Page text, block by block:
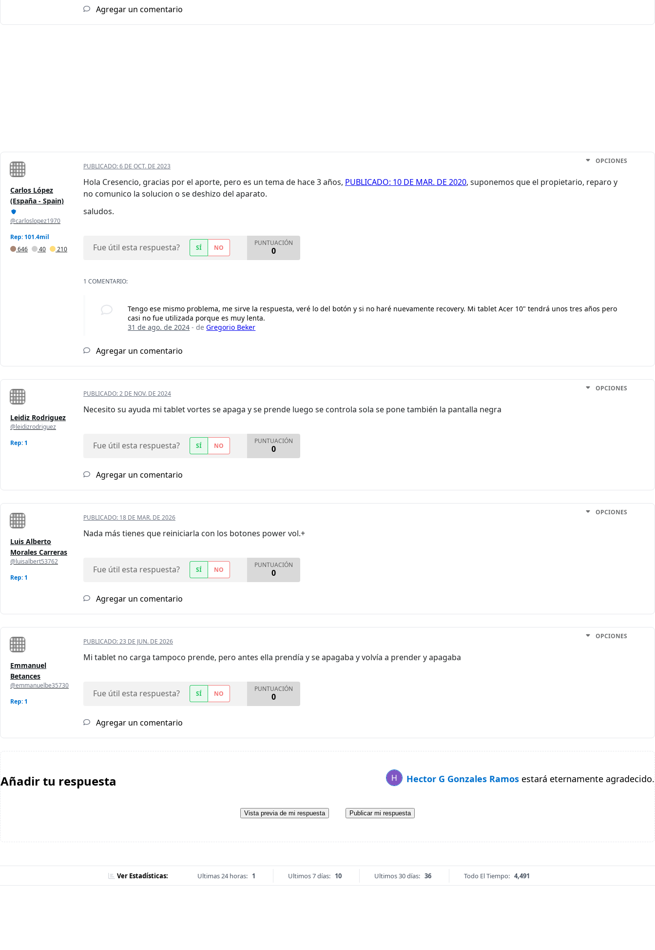
Agregar un comentario
Carlos López
(España - Spain)
@carloslopez1970
Rep: 101.4mil
646
40 210
PUBLICADO:6 DE OCT. DE 2023
OPCIONES
Hola Cresencio, gracias por el aporte, pero es un tema de hace 3 años, PUBLICADO: 10 DE MAR. DE 2020, suponemos que el propietario, reparo y
no comunico la solucion o se deshizo del aparato.
saludos.
Fue útil esta respuesta? SÍ NO
PUNTUACIÓN
0
1 COMENTARIO:
Tengo ese mismo problema, me sirve la respuesta, veré lo del botón y si no haré nuevamente recovery. Mi tablet Acer 10" tendrá unos tres años pero
casi no fue utilizada porque es muy lenta.
31 de ago. de 2024 - deGregorio Beker
Agregar un comentario
Leidiz Rodriguez
@leidizrodriguez
Rep: 1
PUBLICADO:2 DE NOV. DE 2024
OPCIONES
Necesito su ayuda mi tablet vortes se apaga y se prende luego se controla sola se pone también la pantalla negra
Fue útil esta respuesta? SÍ NO
PUNTUACIÓN
0
Agregar un comentario
Luis Alberto
Morales Carreras
@luisalbert53762
Rep: 1
PUBLICADO: 18 DE MAR. DE 2026
OPCIONES
Nada más tienes que reiniciarla con los botones power vol.+
Fue útil esta respuesta? SÍ NO
PUNTUACIÓN
0
Agregar un comentario
Emmanuel
Betances
@emmanuelbe35730
Rep: 1
PUBLICADO:23 DE JUN. DE 2026
OPCIONES
Mi tablet no carga tampoco prende, pero antes ella prendía y se apagaba y volvía a prender y apagaba
Fue útil esta respuesta? SÍ NO
PUNTUACIÓN
0
Agregar un comentario
Añadir tu respuesta Hector G Gonzales Ramos estará eternamente agradecido.
Vista previa de mi respuesta Publicar mi respuesta
Ver Estadísticas: Ultimas 24 horas: 1 Ultimos 7 días: 10 Ultimos 30 días: 36 Todo El Tiempo: 4,491